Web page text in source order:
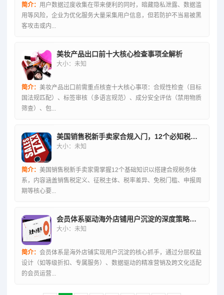
简介： 用户数据过度收集在带来便利的同时，暗藏隐私泄露、数据滥
用等风险，企业为优化服务大量采集用户信息，但若防护不当易被黑
客攻击或内...
美妆产品出口前十大核心检查事项全解析
大小：未知
简介： 美妆产品出口前需重点核查十大核心事项：合规性检查（目标
国法规匹配）、标签审核（多语言规范）、成分安全评估（禁用物质
筛查）、包...
美国销售税新手卖家合规入门，12个必知税务基础搭建指南
大小：未知
简介： 美国销售税新手卖家需掌握12个基础知识以搭建合规税务体
系，内容涵盖销售税定义、征税主体、税率差异、免税门槛、申报周
期等核心要...
会员体系驱动海外店铺用户沉淀的深度策略解析
大小：未知
简介： 会员体系是海外店铺实现用户沉淀的核心抓手，通过分层权益
设计（如等级折扣、专属服务）、数据驱动的精准营销及跨文化适配
的会员运营...